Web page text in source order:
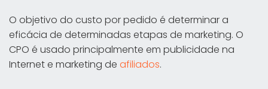
O objetivo do custo por pedido é determinar a
eficácia de determinadas etapas de marketing. O
CPO é usado principalmente em publicidade na
Internet e marketing de afiliados.